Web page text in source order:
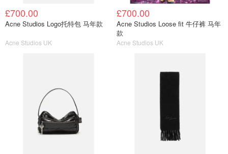
£700.00
Acne Studios Logo托特包 马年款
Acne Studios UK
£700.00
Acne Studios Loose fit 牛仔裤 马年
款
Acne Studios UK